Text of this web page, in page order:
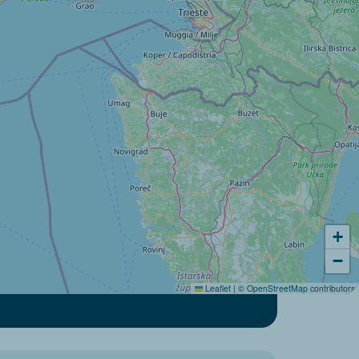
+
−
Leaflet | © OpenStreetMap contributors